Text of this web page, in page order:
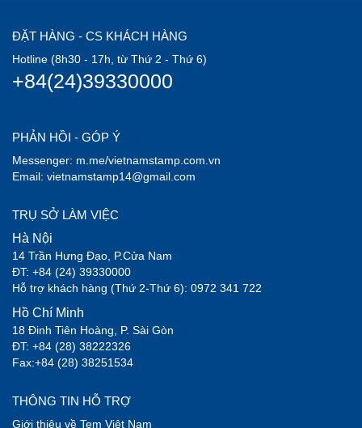
ĐẶT HÀNG - CS KHÁCH HÀNG
Hotline (8h30 - 17h, từ Thứ 2 - Thứ 6)
+84(24)39330000
PHẢN HỒI - GÓP Ý
Messenger: m.me/vietnamstamp.com.vn
Email: vietnamstamp14@gmail.com
TRỤ SỞ LÀM VIỆC
Hà Nội
14 Trần Hưng Đạo, P.Cửa Nam
ĐT: +84 (24) 39330000
Hỗ trợ khách hàng (Thứ 2-Thứ 6): 0972 341 722
Hồ Chí Minh
18 Đinh Tiên Hoàng, P. Sài Gòn
ĐT: +84 (28) 38222326
Fax:+84 (28) 38251534
THÔNG TIN HỖ TRỢ
Giới thiệu về Tem Việt Nam